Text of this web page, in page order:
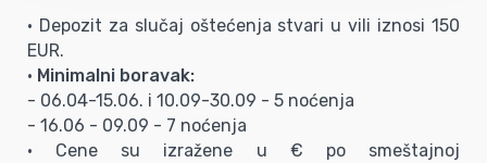
• Depozit za slučaj oštećenja stvari u vili iznosi 150
EUR.
• Minimalni boravak:
- 06.04-15.06. i 10.09-30.09 - 5 noćenja
- 16.06 - 09.09 - 7 noćenja
• Cene su izražene u € po smeštajnoj